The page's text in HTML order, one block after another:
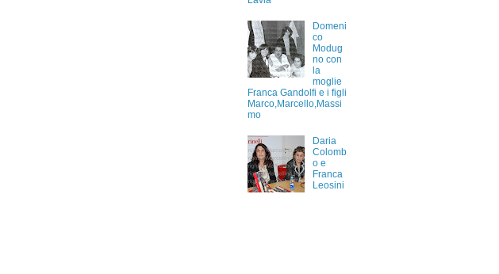
Domeni
co
Modug
no con
la
moglie
Franca Gandolfi e i figli
Marco,Marcello,Massi
mo
Daria
Colomb
o e
Franca
Leosini